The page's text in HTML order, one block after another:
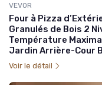
VEVOR
Four à Pizza
Granulés de Bois 2
Température
Jardin Arrière-Cour
Voir le détail